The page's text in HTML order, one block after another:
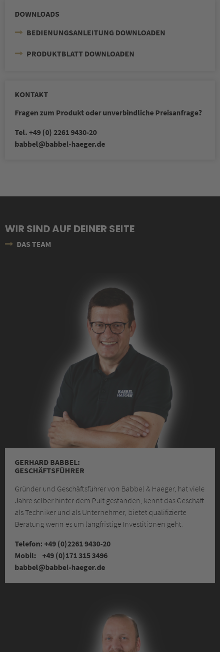
DOWNLOADS
BEDIENUNGSANLEITUNG DOWNLOADEN
PRODUKTBLATT DOWNLOADEN
KONTAKT
Fragen zum Produkt oder unverbindliche Preisanfrage?
Tel. +49 (0) 2261 9430-20
babbel@babbel-haeger.de
WIR SIND AUF DEINER SEITE
DAS TEAM
GERHARD BABBEL:
GESCHÄFTS­FÜHRER
Gründer und Geschäfts­führer von Babbel & Haeger, hat viele
Jahre selber hinter dem Pult gestanden, kennt das Geschäft
als Techniker und als Unternehmer, bietet qualifizierte
Beratung wenn es um langfristige Investitionen geht.
Telefon: +49 (0)2261 9430-20
Mobil: +49 (0)171 315 3496
babbel@babbel-haeger.de